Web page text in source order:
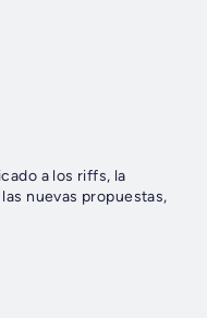
a los riffs, la
nuevas propuestas,